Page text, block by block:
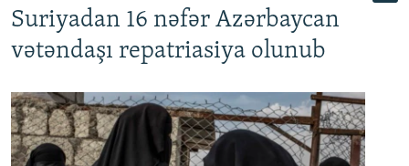
Suriyadan 16 nəfər Azərbaycan
vətəndaşı repatriasiya olunub